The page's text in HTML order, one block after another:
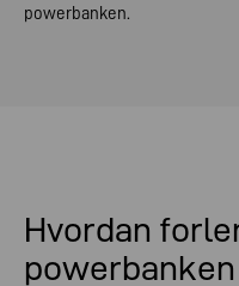
powerbanken.
Hvordan
powerbanken